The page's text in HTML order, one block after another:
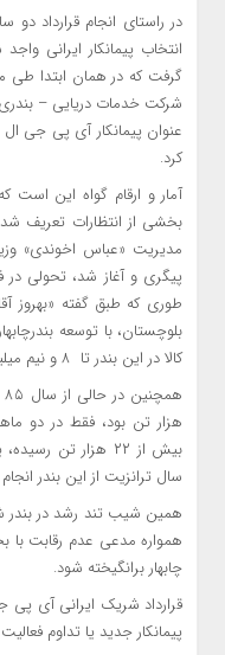
در راستای انجام قرارداد
انتخاب پیمانکار ایرانی
گرفت که در همان ابتدا طی
شرکت خدمات دریایی –
عنوان پیمانکار آی پی جی
کرد.
آمار و ارقام گواه این
بخشی از انتظارات تعریف
مدیریت «عباس اخوندی»
پیگری و آغاز شد، تحولی در
طوری که طبق گفته «بهروز
بلوچستان، با توسعه
کالا در این بندر تا ۸ و نیم میلیون تن در سال فراهم آمده‌است.
هزار تن بود،‌ فقط در دو
سال ترانزیت از این بندر
همین شیب تند رشد در بندر
همواره مدعی عدم رقابت
چابهار برانگیخته شود.
قرارداد شریک ایرانی آی پی
پیمانکار جدید یا تداوم